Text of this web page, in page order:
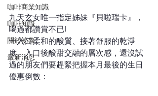
咖啡商業知識
咖啡知識
關於祕魯
最新消息
九天玄女唯一指定姊妹『貝啦瑞卡』，
喝過都讚賞不已!
一入口柔和的酸質、接著舒服的乾淨
度、入口後酸甜交融的層次感，還沒試
過的朋友們要趕緊把握本月最後的生日
優惠倒數：